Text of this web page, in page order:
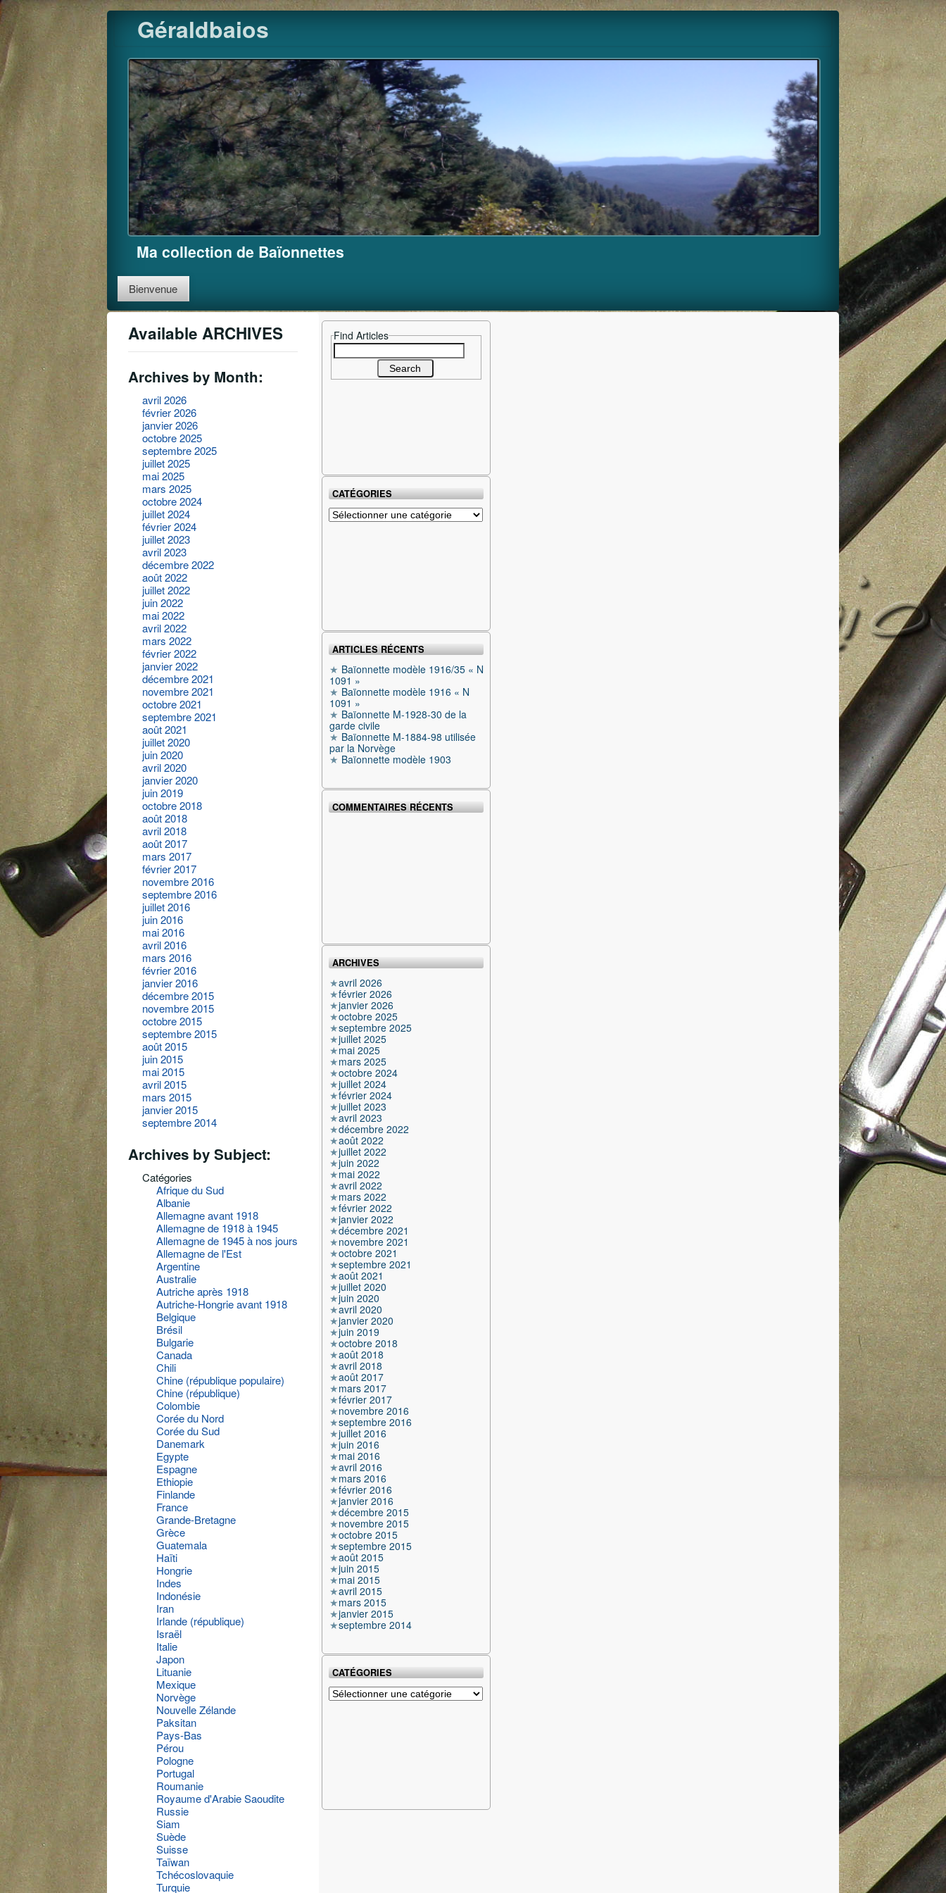
Pour m'aider à financer ce site. Cagnotte
Skip
to
content
Géraldbaios
Ma collection de Baïonnettes
Bienvenue
Available ARCHIVES
Archives by Month:
avril 2026
février 2026
janvier 2026
octobre 2025
septembre 2025
juillet 2025
mai 2025
mars 2025
octobre 2024
juillet 2024
février 2024
juillet 2023
avril 2023
décembre 2022
août 2022
juillet 2022
juin 2022
mai 2022
avril 2022
mars 2022
février 2022
janvier 2022
décembre 2021
novembre 2021
octobre 2021
septembre 2021
août 2021
juillet 2020
juin 2020
avril 2020
janvier 2020
juin 2019
octobre 2018
août 2018
avril 2018
août 2017
mars 2017
février 2017
novembre 2016
septembre 2016
juillet 2016
juin 2016
mai 2016
avril 2016
mars 2016
février 2016
janvier 2016
décembre 2015
novembre 2015
octobre 2015
septembre 2015
août 2015
juin 2015
mai 2015
avril 2015
mars 2015
janvier 2015
septembre 2014
Archives by Subject:
Catégories
Afrique du Sud
Albanie
Allemagne avant 1918
Allemagne de 1918 à 1945
Allemagne de 1945 à nos jours
Allemagne de l'Est
Argentine
Australie
Autriche après 1918
Autriche-Hongrie avant 1918
Belgique
Brésil
Bulgarie
Canada
Chili
Chine (république populaire)
Chine (république)
Colombie
Corée du Nord
Corée du Sud
Danemark
Egypte
Espagne
Ethiopie
Finlande
France
Grande-Bretagne
Grèce
Guatemala
Haïti
Hongrie
Indes
Indonésie
Iran
Irlande (république)
Israël
Italie
Japon
Lituanie
Mexique
Norvège
Nouvelle Zélande
Paksitan
Pays-Bas
Pérou
Pologne
Portugal
Roumanie
Royaume d'Arabie Saoudite
Russie
Siam
Suède
Suisse
Taïwan
Tchécoslovaquie
Turquie
Find Articles
Search
for:
CATÉGORIES
Catégories
ARTICLES RÉCENTS
Baïonnette modèle 1916/35 « N
1091 »
Baïonnette modèle 1916 « N
1091 »
Baïonnette M-1928-30 de la
garde civile
Baïonnette M-1884-98 utilisée
par la Norvège
Baïonnette modèle 1903
COMMENTAIRES RÉCENTS
ARCHIVES
avril 2026
février 2026
janvier 2026
octobre 2025
septembre 2025
juillet 2025
mai 2025
mars 2025
octobre 2024
juillet 2024
février 2024
juillet 2023
avril 2023
décembre 2022
août 2022
juillet 2022
juin 2022
mai 2022
avril 2022
mars 2022
février 2022
janvier 2022
décembre 2021
novembre 2021
octobre 2021
septembre 2021
août 2021
juillet 2020
juin 2020
avril 2020
janvier 2020
juin 2019
octobre 2018
août 2018
avril 2018
août 2017
mars 2017
février 2017
novembre 2016
septembre 2016
juillet 2016
juin 2016
mai 2016
avril 2016
mars 2016
février 2016
janvier 2016
décembre 2015
novembre 2015
octobre 2015
septembre 2015
août 2015
juin 2015
mai 2015
avril 2015
mars 2015
janvier 2015
septembre 2014
CATÉGORIES
Catégories